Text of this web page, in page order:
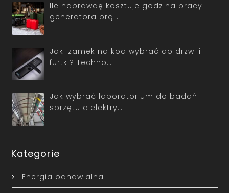
Ile naprawdę kosztuje godzina pracy
generatora prą…
Jaki zamek na kod wybrać do drzwi i
furtki? Techno…
Jak wybrać laboratorium do badań
sprzętu dielektry…
Kategorie
Energia odnawialna